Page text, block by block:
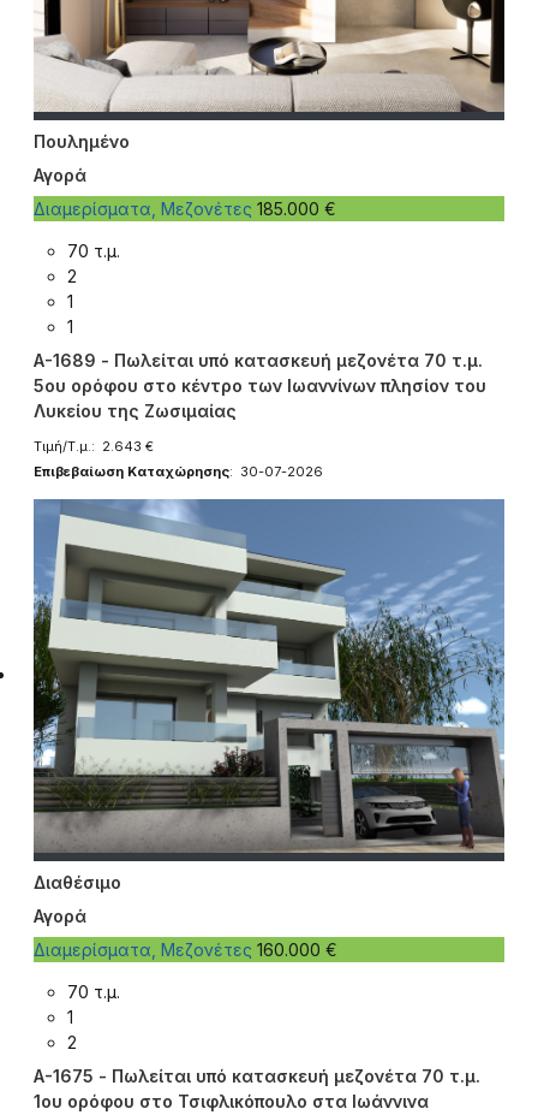
Πουλημένο
Αγορά
Διαμερίσματα, Μεζονέτες 185.000 €
70 τ.μ.
2
1
1
A-1689 - Πωλείται υπό κατασκευή μεζονέτα 70 τ.μ.
5ου ορόφου στο κέντρο των Ιωαννίνων πλησίον του
Λυκείου της Ζωσιμαίας
Τιμή/Τ.μ.: 2.643 €
Επιβεβαίωση Καταχώρησης: 30-07-2026
Διαθέσιμο
Αγορά
Διαμερίσματα, Μεζονέτες 160.000 €
70 τ.μ.
1
2
A-1675 - Πωλείται υπό κατασκευή μεζονέτα 70 τ.μ.
1ου ορόφου στο Τσιφλικόπουλο στα Ιωάννινα